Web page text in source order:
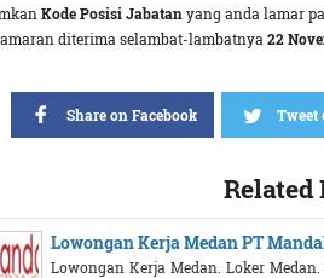
Kode Posisi Jabatan yang anda lamar
diterima selambat-lambatnya 22
Share on Facebook Tweet
Related
Lowongan Kerja Medan PT
Lowongan Kerja Medan. Loker